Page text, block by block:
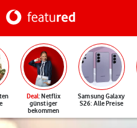
Deal: Netflix
günstiger
bekommen
Samsung Galaxy
S26: Alle Preise